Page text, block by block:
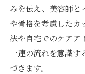
みを伝え、美容師と
や骨格を考慮したカ
法や自宅でのケアア
一連の流れを意識す
づきます。